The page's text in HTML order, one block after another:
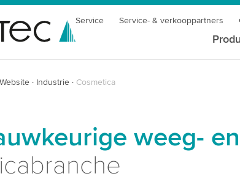
Service Service- & verkooppartners
Industrie Cosmetica
weeg-